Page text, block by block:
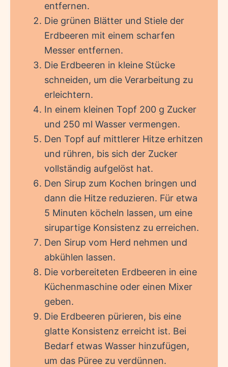
entfernen.
Die grünen Blätter und Stiele der
Erdbeeren mit einem scharfen
Messer entfernen.
Die Erdbeeren in kleine Stücke
schneiden, um die Verarbeitung zu
erleichtern.
In einem kleinen Topf 200 g Zucker
und 250 ml Wasser vermengen.
Den Topf auf mittlerer Hitze erhitzen
und rühren, bis sich der Zucker
vollständig aufgelöst hat.
Den Sirup zum Kochen bringen und
dann die Hitze reduzieren. Für etwa
5 Minuten köcheln lassen, um eine
sirupartige Konsistenz zu erreichen.
Den Sirup vom Herd nehmen und
abkühlen lassen.
Die vorbereiteten Erdbeeren in eine
Küchenmaschine oder einen Mixer
geben.
Die Erdbeeren pürieren, bis eine
glatte Konsistenz erreicht ist. Bei
Bedarf etwas Wasser hinzufügen,
um das Püree zu verdünnen.